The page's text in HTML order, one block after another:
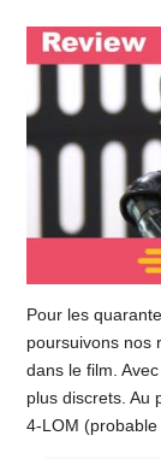
Pour les
poursuivons nos
dans le film.
plus discrets. Au
4-LOM